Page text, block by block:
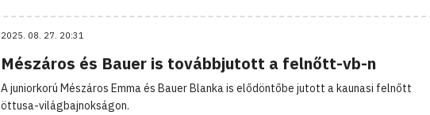
2025. 08. 27. 20:31
Mészáros és Bauer is továbbjutott a felnőtt-vb-n
A juniorkorú Mészáros Emma és Bauer Blanka is elődöntőbe jutott a kaunasi felnőtt
öttusa-világbajnokságon.